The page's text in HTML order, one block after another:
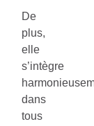
De
plus,
elle
s’intègre
dans
tous